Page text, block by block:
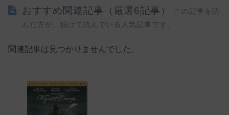
おすすめ関連記事（厳選6記事）
この記事を読
んだ方が、続けて読んでいる人気記事です。
関連記事は見つかりませんでした。